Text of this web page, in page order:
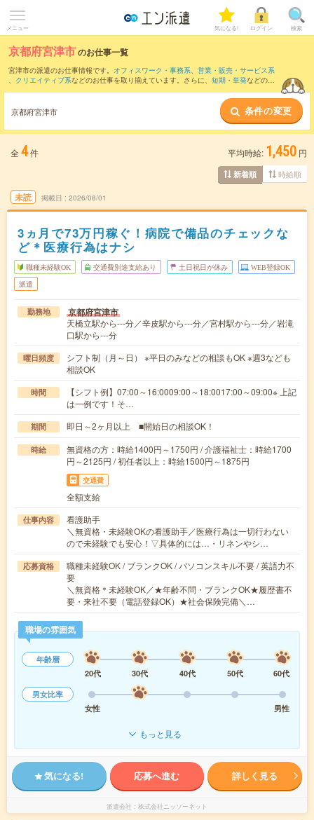
メニュー 気になる! ログイン 検索
京都府宮津市のお仕事一覧
宮津市の派遣のお仕事情報です。 オフィスワーク・事務系、 営業・販売・サービス系
、 クリエイティブ系などのお仕事を取り揃えています。さらに、 短期 ・ 単発などの期
また、舞鶴市・ など隣接エリアのお仕事もご確認いただけます。
京都府宮津市 条件の変更
全 4件 平均時給: 1,450 円
新着順 時給順
未読 掲載日 2026/08/01
3ヵ月で73万円稼ぐ！病院で備品のチェックな
ど＊医療行為はナシ
職種未経験OK 交通費別途支給あり 土日祝日が休み WEB登録OK
派遣
勤務地 京都府宮津市
天橋立駅から---分／辛皮駅から---分／宮村駅から---分／岩滝
口駅から---分
曜日頻度
シフト制（月～日） ※平日のみなどの相談もOK ※週3なども
相談OK
時間
【シフト例】07:00～16:0009:00～18:0017:00～09:00※ 上記
は一例です！そ…
期間 即日～2ヶ月以上 ■開始日の相談OK！
時給
無資格の方：時給1400円～1750円 / 介護福祉士：時給1700
円～2125円 / 初任者以上：時給1500円～1875円
交通費
全額支給
仕事内容
看護助手
＼無資格・未経験OKの看護助手／医療行為は一切行わない
ので未経験でも安心！▽具体的には…・リネンやシ…
応募資格
職種未経験OK / ブランクOK / パソコンスキル不要 / 英語力不
要
＼無資格＊未経験OK／★年齢不問・ブランクOK★履歴書不
要・来社不要（電話登録OK）★社会保険完備＼…
職場の雰囲気
年齢層
20代
30代 40代 50代
60代
男女比率
女性
男性
もっと見る
気になる! 応募へ進む 詳しく見る
派遣会社 株式会社ニッソーネット